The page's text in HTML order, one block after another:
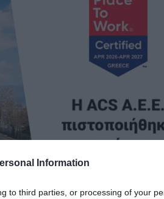
Information
to third parties, or processing of your